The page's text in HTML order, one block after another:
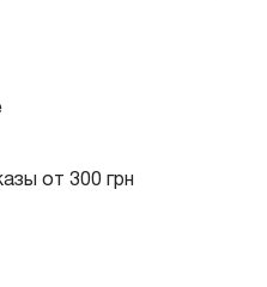
от 300 грн